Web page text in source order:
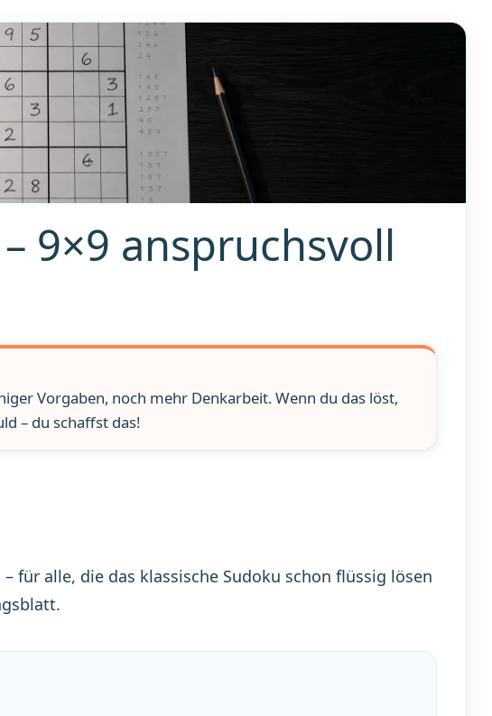
9×9 anspruchsvoll
Vorgaben, noch mehr Denkarbeit. Wenn du das löst,
– du schaffst das!
für alle, die das klassische Sudoku schon flüssig lösen